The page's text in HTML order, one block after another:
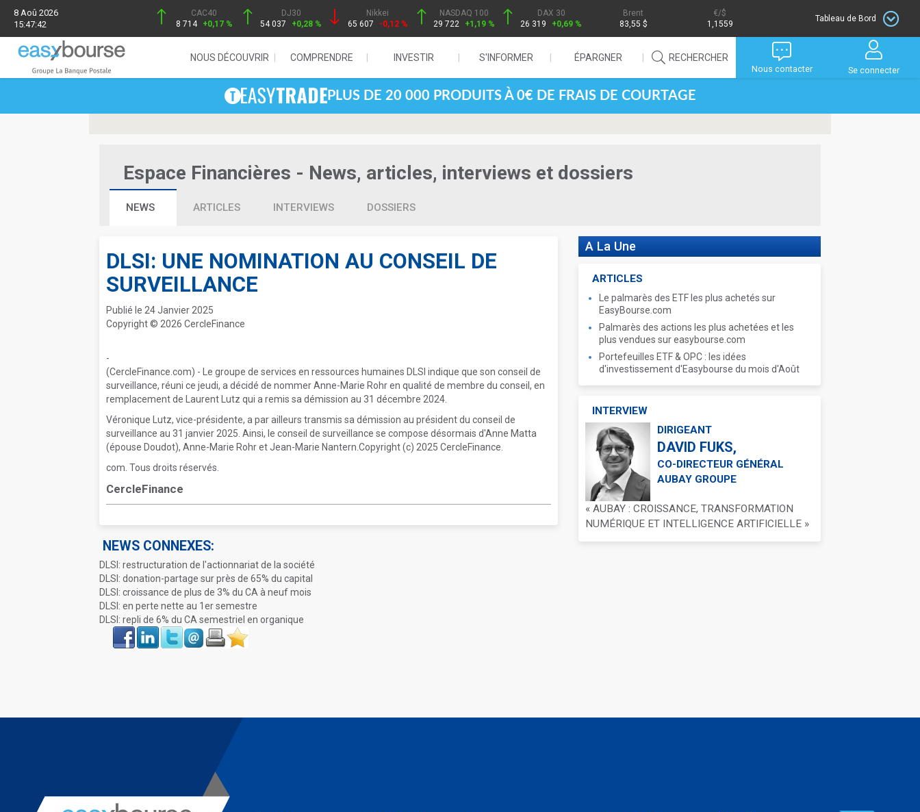
8 Aoû 2026
15:47:42
CAC40
8 714 +0,17 %
DJ30
54 037
+0,28 %
Nikkei
65 607
-0,12 %
NASDAQ 100
29 722
+1,19 %
DAX 30
26 319
+0,69 %
Brent
83,55 $
/$
1,1559
Tableau de Bord
NOUS DÉCOUVRIR COMPRENDRE INVESTIR S'INFORMER ÉPARGNER RECHERCHER
Nous contacter Se connecter
PLUS DE 20 000 PRODUITS À 0€ DE FRAIS DE COURTAGE
Espace Financières - News, articles, interviews et dossiers
NEWS ARTICLES INTERVIEWS DOSSIERS
DLSI: UNE NOMINATION AU CONSEIL DE
SURVEILLANCE
Publié le 24 Janvier 2025
Copyright © 2026 CercleFinance
-
(CercleFinance.com) - Le groupe de services en ressources humaines DLSI indique que son conseil de
surveillance, réuni ce jeudi, a décidé de nommer Anne-Marie Rohr en qualité de membre du conseil, en
remplacement de Laurent Lutz qui a remis sa démission au 31 décembre 2024.
Véronique Lutz, vice-présidente, a par ailleurs transmis sa démission au président du conseil de
surveillance au 31 janvier 2025. Ainsi, le conseil de surveillance se compose désormais d'Anne Matta
(épouse Doudot), Anne-Marie Rohr et Jean-Marie Nantern.Copyright (c) 2025 CercleFinance.
com. Tous droits réservés.
CercleFinance
NEWS CONNEXES:
DLSI: restructuration de l'actionnariat de la société
DLSI: donation-partage sur près de 65% du capital
DLSI: croissance de plus de 3% du CA à neuf mois
DLSI: en perte nette au 1er semestre
DLSI: repli de 6% du CA semestriel en organique
Face
book
LinkIn Twitter Envoyer ImprimerFavoris
A La Une
ARTICLES
Le palmarès des ETF les plus achetés sur
EasyBourse.com
Palmarès des actions les plus achetées et les
plus vendues sur easybourse.com
Portefeuilles ETF & OPC : les idées
d'investissement d'Easybourse du mois d'Août
INTERVIEW
DIRIGEANT
DAVID FUKS,
CO-DIRECTEUR GÉNÉRAL
AUBAY GROUPE
« AUBAY : CROISSANCE, TRANSFORMATION
NUMÉRIQUE ET INTELLIGENCE ARTIFICIELLE »